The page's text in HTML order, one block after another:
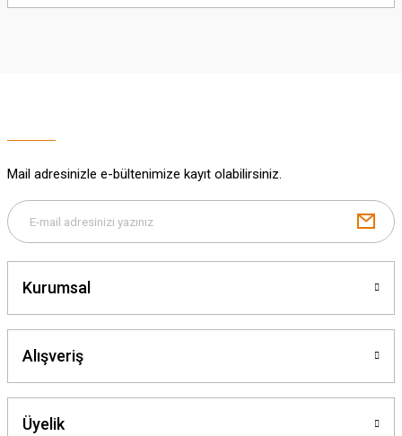
Gönder
Mail adresinizle e-bültenimize kayıt olabilirsiniz.
Kurumsal
Alışveriş
Üyelik